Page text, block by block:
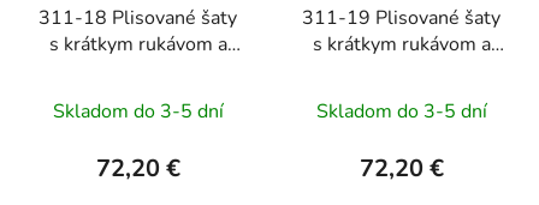
311-18 Plisované šaty
s krátkym rukávom a
Skladom do 3-5 dní
72,20 €
311-19 Plisované šaty
s krátkym rukávom a
púdrovo ružové
Skladom do 3-5 dní
72,20 €